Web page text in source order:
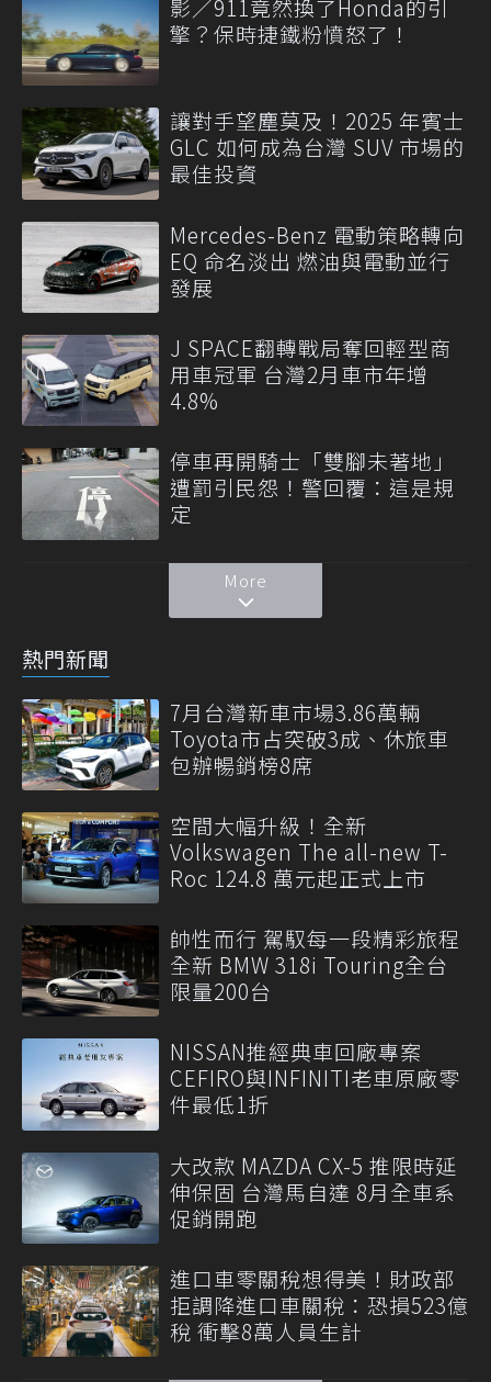
影／911竟然換了Honda的引
擎？保時捷鐵粉憤怒了！
讓對手望塵莫及！2025 年賓士
GLC 如何成為台灣 SUV 市場的
最佳投資
Mercedes-Benz 電動策略轉向
EQ 命名淡出 燃油與電動並行
發展
J SPACE翻轉戰局奪回輕型商
用車冠軍 台灣2月車市年增
4.8%
停車再開騎士「雙腳未著地」
遭罰引民怨！警回覆：這是規
定
More
熱門新聞
7月台灣新車市場3.86萬輛
Toyota市占突破3成、休旅車
包辦暢銷榜8席
空間大幅升級！全新
Volkswagen The all-new T-
Roc 124.8 萬元起正式上市
帥性而行 駕馭每一段精彩旅程
全新 BMW 318i Touring全台
限量200台
NISSAN推經典車回廠專案
CEFIRO與INFINITI老車原廠零
件最低1折
大改款 MAZDA CX-5 推限時延
伸保固 台灣馬自達 8月全車系
促銷開跑
進口車零關稅想得美！財政部
拒調降進口車關稅：恐損523億
稅 衝擊8萬人員生計